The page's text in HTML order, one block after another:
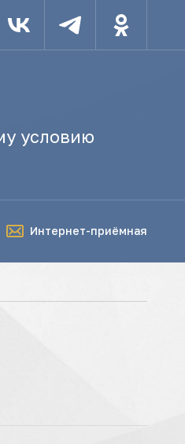
условию
Интернет-приёмная